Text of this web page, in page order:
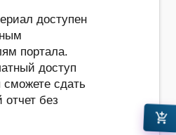
доступен
портала.
доступ
сдать
отчет без
add_shopping_cart